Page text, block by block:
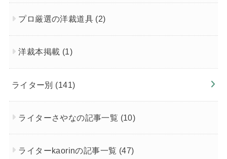
プロ厳選の洋裁道具 (2)
洋裁本掲載 (1)
ライター別 (141)
ライターさやなの記事一覧 (10)
ライターkaorinの記事一覧 (47)